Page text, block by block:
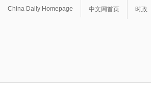
China Daily Homepage 中文网首页 时政